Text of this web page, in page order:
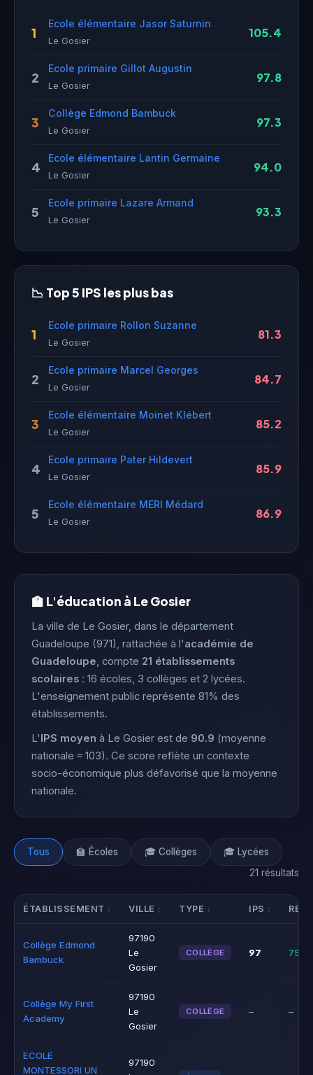
1
Ecole élémentaire Jasor Saturnin
Le Gosier
105.4
2
Ecole primaire Gillot Augustin
Le Gosier
97.8
3
Collège Edmond Bambuck
Le Gosier
97.3
4
Ecole élémentaire Lantin Germaine
Le Gosier
94.0
5
Ecole primaire Lazare Armand
Le Gosier
93.3
📉 Top 5 IPS les plus bas
1
Ecole primaire Rollon Suzanne
Le Gosier
81.3
2
Ecole primaire Marcel Georges
Le Gosier
84.7
3
Ecole élémentaire Moinet Klébert
Le Gosier
85.2
4
Ecole primaire Pater Hildevert
Le Gosier
85.9
5
Ecole élémentaire MERI Médard
Le Gosier
86.9
🏫 L'éducation à Le Gosier
La ville de Le Gosier, dans le département
Guadeloupe (971), rattachée à l'académie de
Guadeloupe, compte 21 établissements
scolaires : 16 écoles, 3 collèges et 2 lycées.
L'enseignement public représente 81% des
établissements.
L'IPS moyen à Le Gosier est de 90.9 (moyenne
nationale ≈ 103). Ce score reflète un contexte
socio-économique plus défavorisé que la moyenne
nationale.
Tous 🏫 Écoles 🎓 Collèges
🎓 Lycées
21 résultats
ÉTABLISSEMENT VILLE TYPE IPS
Collège Edmond
Bambuck
97190
Le
Gosier
COLLÈGE 97 75%
Collège My First
Academy
97190
Le
Gosier
COLLÈGE – –
ECOLE
MONTESSORI UN
97190